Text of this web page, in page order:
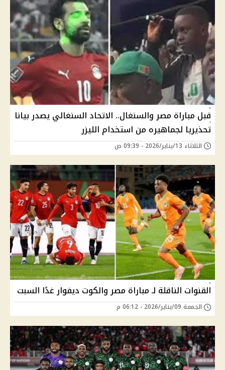
قبل مباراة مصر والسنغال.. الاتحاد السنغالي يصدر بيانا
تحذيريا لجماهيره من استخدام الليزر
الثلاثاء 13/يناير/2026 - 09:39 ص
القنوات الناقلة لـ مباراة مصر والكوت ديفوار غدًا السبت
الجمعة 09/يناير/2026 - 06:12 م